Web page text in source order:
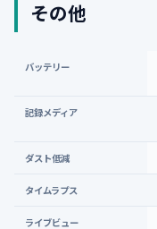
その他
バッテリー
記録メディア
ダスト低減
タイムラプス
ライブビュー